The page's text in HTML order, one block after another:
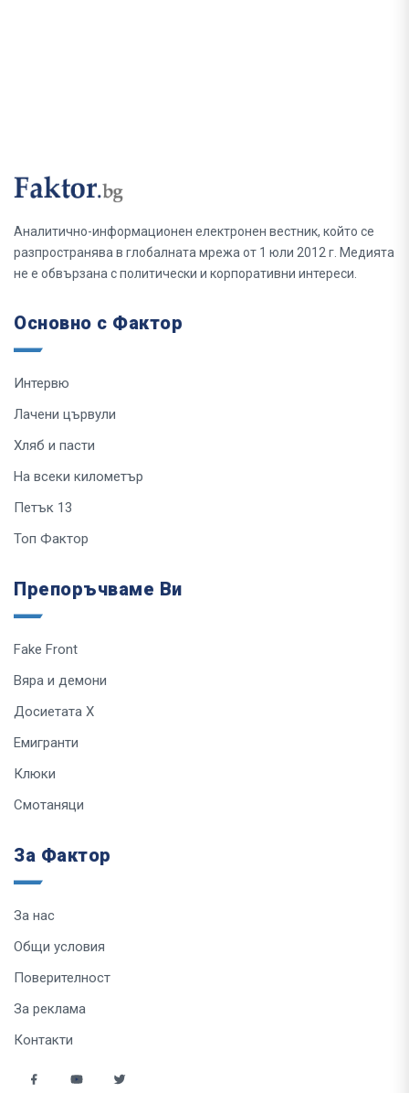
Аналитично-информационен електронен вестник, който се
разпространява в глобалната мрежа от 1 юли 2012 г. Медията
не е обвързана с политически и корпоративни интереси.
Основно с Фактор
Интервю
Лачени цървули
Хляб и пасти
На всеки километър
Петък 13
Топ Фактор
Препоръчваме Ви
Fake Front
Вяра и демони
Досиетата Х
Емигранти
Клюки
Смотаняци
За Фактор
За нас
Общи условия
Поверителност
За реклама
Контакти